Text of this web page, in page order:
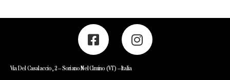
Via Del Casalaccio, 2 – Soriano Nel Cimino (VT) – Italia